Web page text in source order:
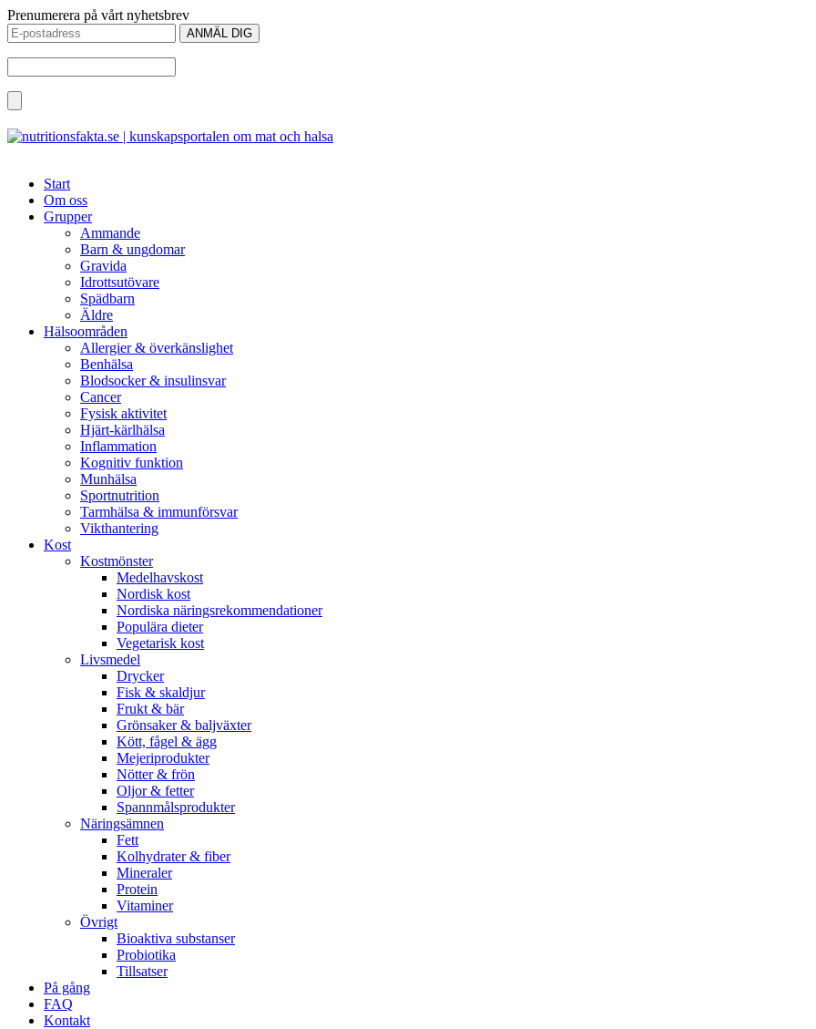
Prenumerera på vårt nyhetsbrev
Start
Om oss
Grupper
Ammande
Barn & ungdomar
Gravida
Idrottsutövare
Spädbarn
Äldre
Hälsoområden
Allergier & överkänslighet
Benhälsa
Blodsocker & insulinsvar
Cancer
Fysisk aktivitet
Hjärt-kärlhälsa
Inflammation
Kognitiv funktion
Munhälsa
Sportnutrition
Tarmhälsa & immunförsvar
Vikthantering
Kost
Kostmönster
Medelhavskost
Nordisk kost
Nordiska näringsrekommendationer
Populära dieter
Vegetarisk kost
Livsmedel
Drycker
Fisk & skaldjur
Frukt & bär
Grönsaker & baljväxter
Kött, fågel & ägg
Mejeriprodukter
Nötter & frön
Oljor & fetter
Spannmålsprodukter
Näringsämnen
Fett
Kolhydrater & fiber
Mineraler
Protein
Vitaminer
Övrigt
Bioaktiva substanser
Probiotika
Tillsatser
På gång
FAQ
Kontakt